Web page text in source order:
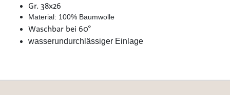
Gr. 38x26
Material: 100% Baumwolle
Waschbar bei 60°
wasserundurchlässiger Einlage